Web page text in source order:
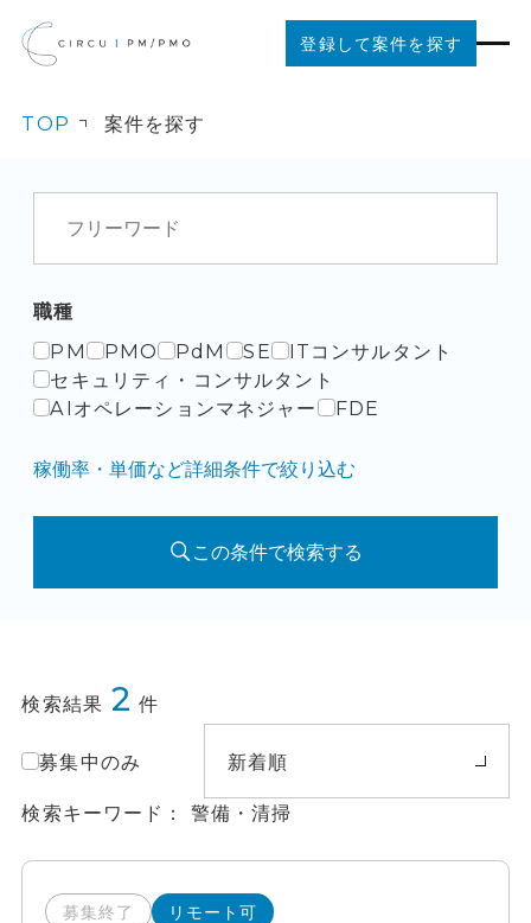
登録して案件を探す
ご利用の流れ
お役立ちコンテンツ
法人の方はこちら
TOP 案件を探す
職種
PM
PMO PdM SE
ITコンサルタント
セキュリティ・コンサルタント
AIオペレーションマネジャー
FDE
稼働率・単価など詳細条件で絞り込む
この条件で検索する
検索結果 2 件
募集中のみ 新着順
検索キーワード 警備・清掃
募集終了 リモート可